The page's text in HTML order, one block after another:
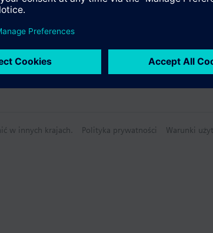
w innych krajach. Polityka prywatności Warunki